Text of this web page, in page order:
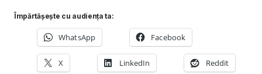
Împărtășește cu audiența ta:
WhatsApp Facebook
X LinkedIn Reddit